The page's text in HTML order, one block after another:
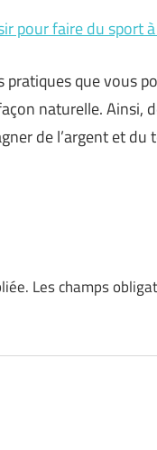
pour faire du sport
pratiques que vous
naturelle. Ainsi,
de l’argent et
Les champs